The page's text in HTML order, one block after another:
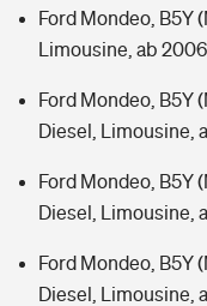
Ford Mondeo, B5Y
Limousine, ab 2006
Ford Mondeo, B5Y
Diesel, Limousine,
Ford Mondeo, B5Y
Diesel, Limousine,
Ford Mondeo, B5Y
Diesel, Limousine,